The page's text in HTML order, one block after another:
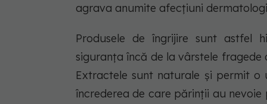
agrava anumite afecțiuni
Produsele de îngrijire sunt astfel
siguranța încă de la vârstele
Extractele sunt naturale și permit
încrederea de care părinții au